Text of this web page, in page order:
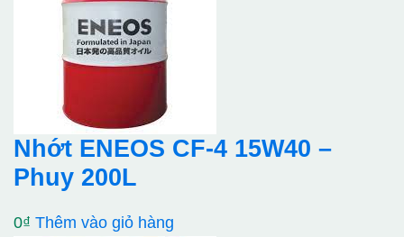
Nhớt ENEOS CF-4 15W40 –
Phuy 200L
0₫ Thêm vào giỏ hàng